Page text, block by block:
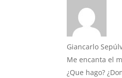
Giancarlo
Me encanta el
¿Que hago?